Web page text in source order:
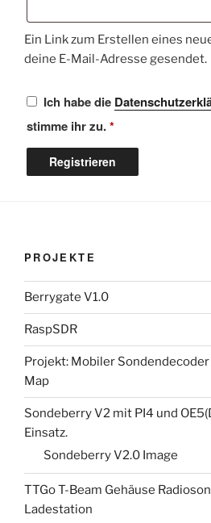
Ein Link zum Erstellen eines
deine E-Mail-Adresse gesendet.
Ich habe die
stimme ihr zu.*
Registrieren
PROJEKTE
Berrygate V1.0
RaspSDR
Projekt: Mobiler Sondendecoder
Map
Sondeberry V2 mit PI4 und
Einsatz.
Sondeberry V2.0 Image
TTGo T-Beam Gehäuse
Ladestation